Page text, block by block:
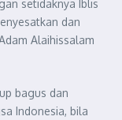
setidaknya Iblis
dan
Alaihissalam
bagus dan
Indonesia, bila